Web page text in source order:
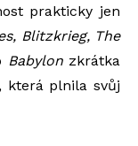
prakticky jen
Blitzkrieg, The
Babylonzkrátka
která plnila svůj